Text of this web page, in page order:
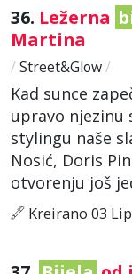
36. Ležerna
Martina
/ Street&Glow/
Kad sunce
upravo njezinu
stylingu naše
Nosić, Doris
otvorenju još
Kreirano 03